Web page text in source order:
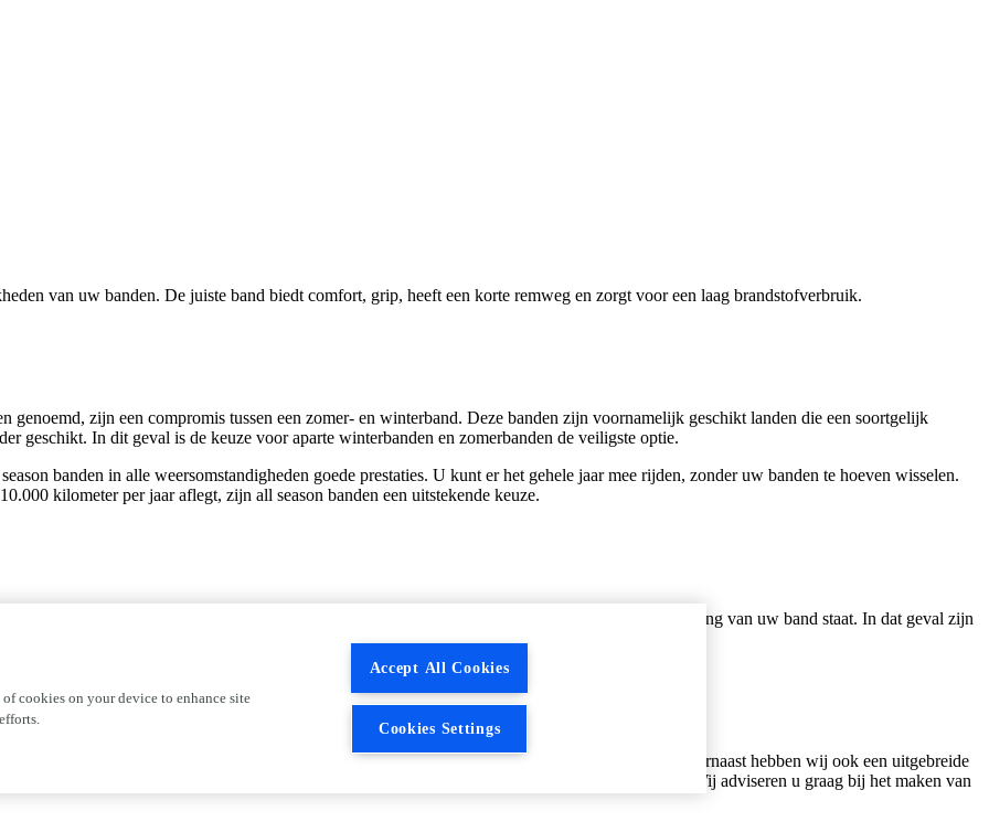
van uw banden. De juiste band biedt comfort, grip, heeft een korte remweg en zorgt voor een laag brandstofverbruik.
genoemd, zijn een compromis tussen een zomer- en winterband. Deze banden zijn voornamelijk geschikt landen die een soortgelijk
geschikt. In dit geval is de keuze voor aparte winterbanden en zomerbanden de veiligste optie.
banden in alle weersomstandigheden goede prestaties. U kunt er het gehele jaar mee rijden, zonder uw banden te hoeven wisselen.
kilometer per jaar aflegt, zijn all season banden een uitstekende keuze.
Rijdt u met oudere all weather banden? Controleer dan goed of er een sneeuwvlok op de wang van uw band staat. In dat geval zijn
season banden, waaronder Pirelli, Continental, Michelin, Dunlop, Goodyear en Vredestein. Daarnaast hebben wij ook een uitgebreide
fabrikanten worden geproduceerd. Zo is er voor ieder budget een bijpassende all season band! Wij adviseren u graag bij het maken van
cookies on your device to enhance site
Accept All Cookies
Cookies Settings